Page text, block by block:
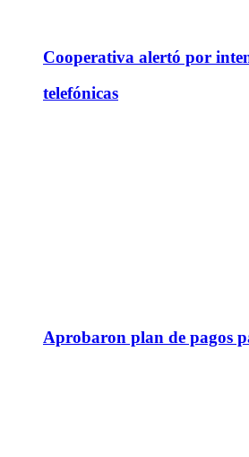
Cooperativa alertó por
telefónicas
Aprobaron plan de pagos